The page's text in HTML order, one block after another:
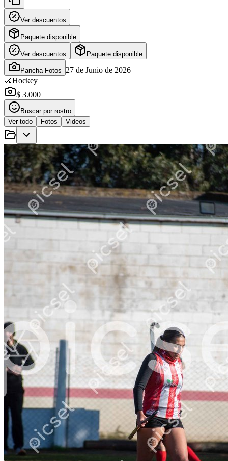
Ver descuentos
Paquete disponible
Ver descuentos Paquete disponible
Pancha Fotos
27 de Junio de 2026
🏑Hockey
$ 3.000
Buscar por rostro
Ver todo
Fotos Videos